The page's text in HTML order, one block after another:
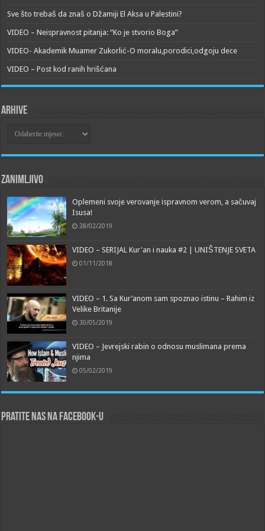
Sve što trebaš da znaš o Džamiji El Aksa u Palestini?
VIDEO – Neispravnost pitanja: “Ko je stvorio Boga”
VIDEO- Akademik Muamer Zukorlić-O moralu,porodici,odgoju dece
VIDEO – Post kod ranih hrišćana
Arhive
Zanimljivo
Oplemeni svoje verovanje ispravnom verom, a sačuvaj
Isusa!
28/02/2019
VIDEO – SERIJAL Kur'an i nauka #2 | UNIŠTENJE SVETA
01/11/2018
VIDEO – 1. Sa Kur’anom sam spoznao istinu – Rahim iz
Velike Britanije
30/05/2019
VIDEO – Jevrejski rabin o odnosu muslimana prema
njima
05/02/2019
Pratite nas na Facebook-u